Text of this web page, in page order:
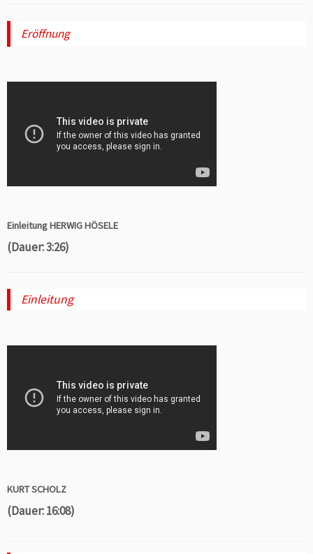
Eröffnung
Einleitung HERWIG HÖSELE
(Dauer: 3:26)
Einleitung
KURT SCHOLZ
(Dauer: 16:08)